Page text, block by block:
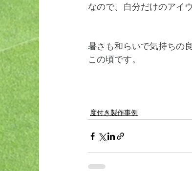
なので、自分だけのアイ
暑さも和らいで気持ちの
この頃です。
度付き製作事例